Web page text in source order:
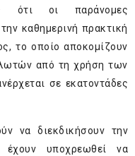
ότι οι παράνομες
καθημερινή πρακτική
το οποίο αποκομίζουν
από τη χρήση των
σε εκατοντάδες
να διεκδικήσουν την
υποχρεωθεί να